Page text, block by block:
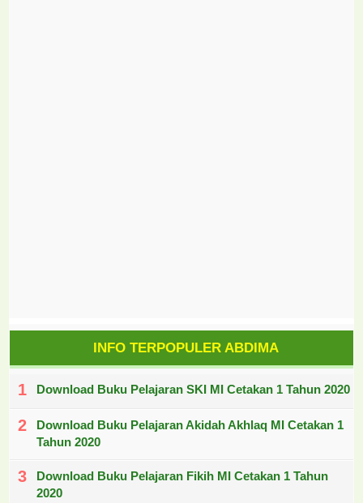
INFO TERPOPULER ABDIMA
Download Buku Pelajaran SKI MI Cetakan 1 Tahun 2020
Download Buku Pelajaran Akidah Akhlaq MI Cetakan 1
Tahun 2020
Download Buku Pelajaran Fikih MI Cetakan 1 Tahun
2020